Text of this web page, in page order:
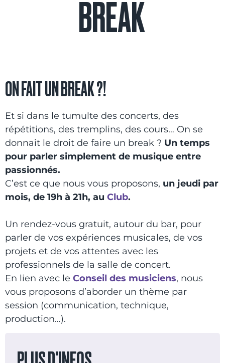
BREAK
ON FAIT UN BREAK ?!
Et si dans le tumulte des concerts, des
répétitions, des tremplins, des cours… On se
donnait le droit de faire un break ? Un temps
pour parler simplement de musique entre
passionnés.
C’est ce que nous vous proposons, un jeudi par
mois, de 19h à 21h, au Club.
Un rendez-vous gratuit, autour du bar, pour
parler de vos expériences musicales, de vos
projets et de vos attentes avec les
professionnels de la salle de concert.
En lien avec le Conseil des musiciens, nous
vous proposons d’aborder un thème par
session (communication, technique,
production…).